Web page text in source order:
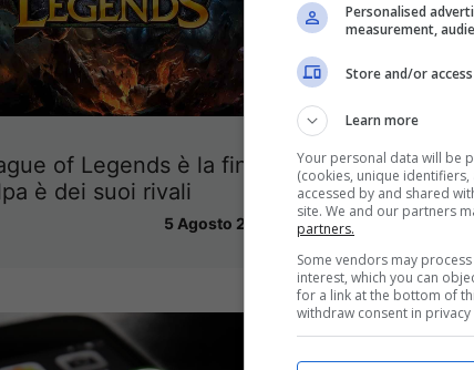
of Legends è la fine
è dei suoi rivali
5 Agosto 2022
Come
cellulare
Personalised
measurement,
Store and/or
Learn more
Your personal data will be
(cookies, unique
accessed by and shared
site. We and our partners
partners.
Some vendors may
interest, which you can
for a link at the bottom of
withdraw consent in